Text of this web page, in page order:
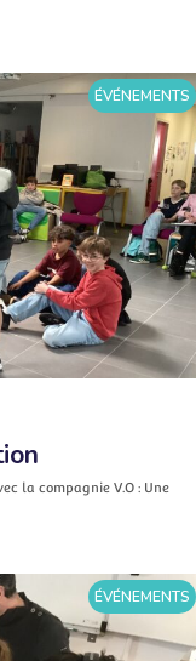
ÉVÉNEMENTS
la compagnie V.O : Une
ÉVÉNEMENTS